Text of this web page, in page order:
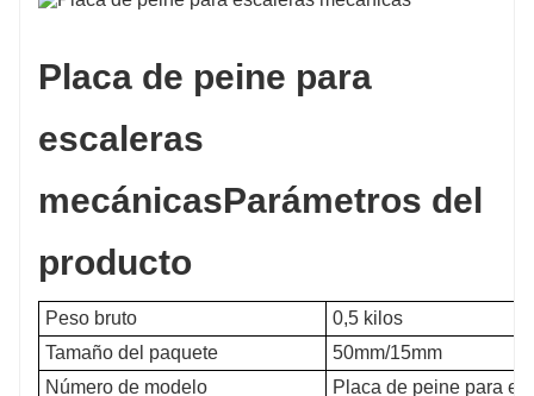
Placa de peine para
escaleras
mecánicasParámetros del
producto
Peso bruto
0,5 kilos
Tamaño del paquete
50mm/15mm
Número de modelo
Placa de peine para